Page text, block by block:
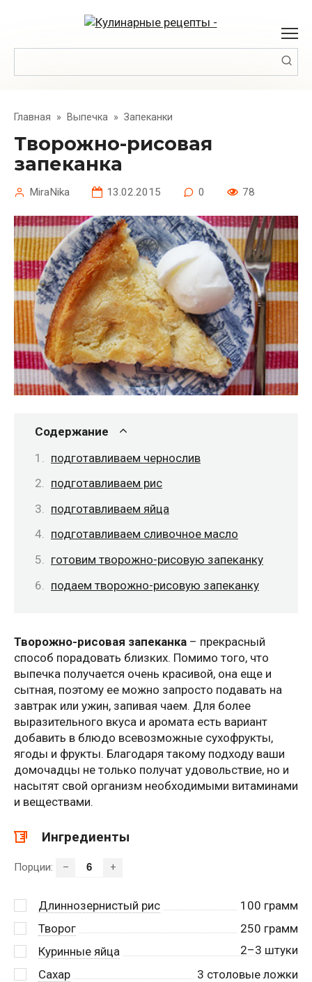
Главная » Выпечка » Запеканки
Творожно-рисовая
запеканка
MiraNika 13.02.2015 0 78
Содержание
подготавливаем чернослив
подготавливаем рис
подготавливаем яйца
подготавливаем сливочное масло
готовим творожно-рисовую запеканку
подаем творожно-рисовую запеканку
Творожно-рисовая запеканка – прекрасный
способ порадовать близких. Помимо того, что
выпечка получается очень красивой, она еще и
сытная, поэтому ее можно запросто подавать на
завтрак или ужин, запивая чаем. Для более
выразительного вкуса и аромата есть вариант
добавить в блюдо всевозможные сухофрукты,
ягоды и фрукты. Благодаря такому подходу ваши
домочадцы не только получат удовольствие, но и
насытят свой организм необходимыми витаминами
и веществами.
Ингредиенты
Порции: – +
Длиннозернистый рис 100 грамм
Творог
250 грамм
Куринные яйца
2–3 штуки
Сахар
3 столовые ложки